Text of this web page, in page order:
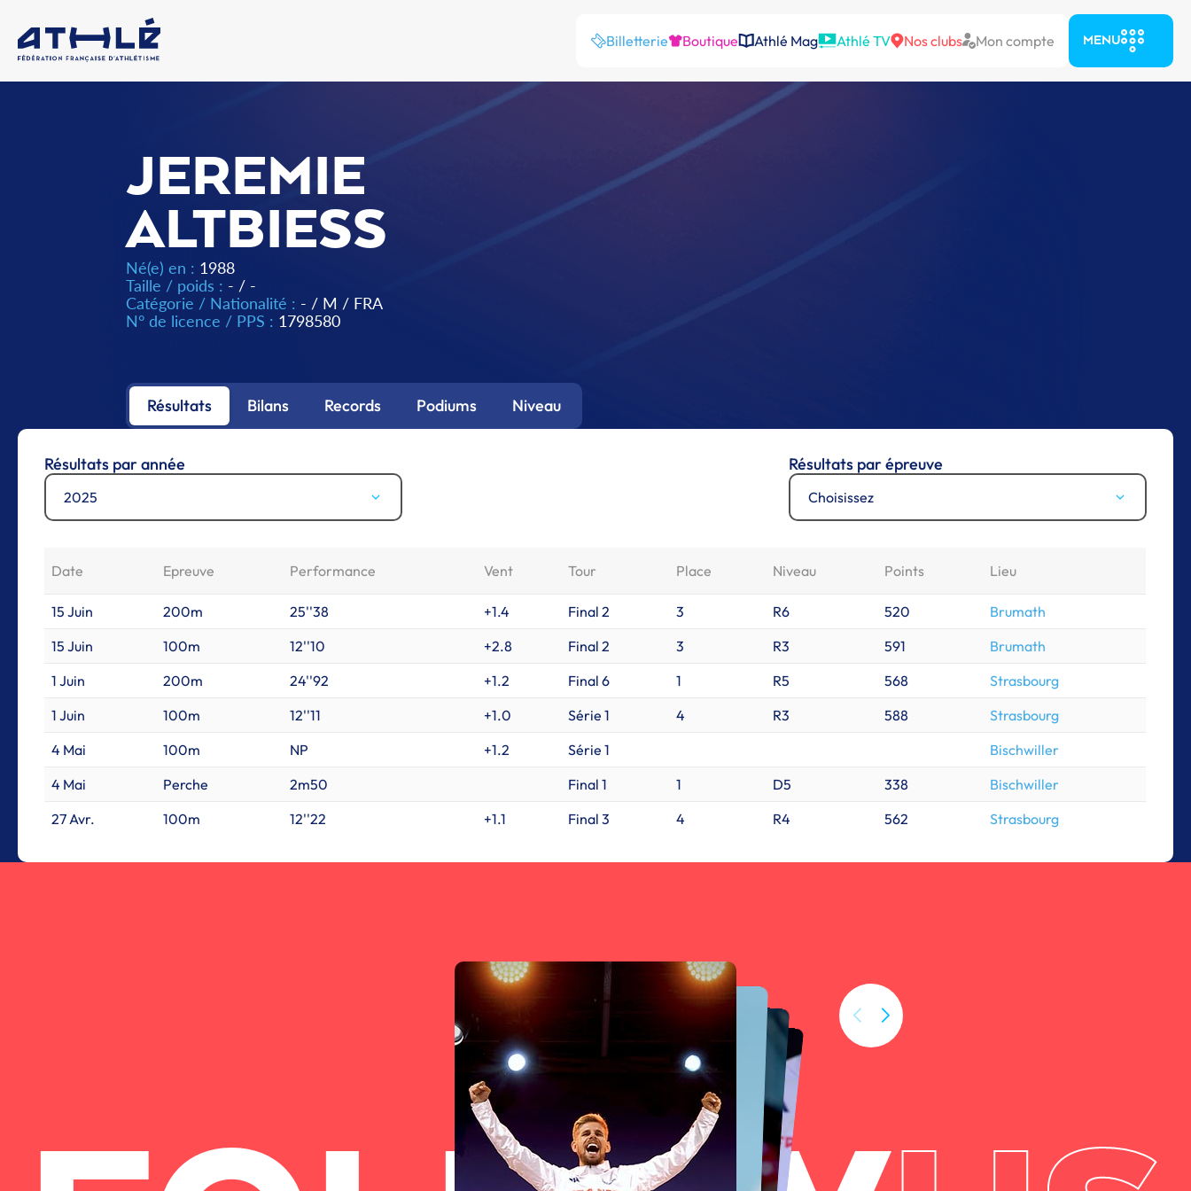
Billetterie Boutique Athlé Mag Athlé TV Nos clubs Mon compte MENU
JEREMIE
ALTBIESS
Né(e) en : 1988
Taille / poids : - / -
Catégorie / Nationalité : - / M / FRA
N° de licence / PPS : 1798580
Résultats Bilans Records Podiums Niveau
Résultats par année
2025
Résultats par épreuve
Choisissez
Date Epreuve Performance Vent Tour Place Niveau Points Lieu
15 Juin 200m 25''38 +1.4 Final 2 3 R6 520
Brumath
15 Juin
100m 12''10 +2.8 Final 2 3 R3 591
Brumath
1 Juin
200m 24''92 +1.2 Final 6 1 R5 568
Strasbourg
1 Juin
100m 12''11 +1.0 Série 1 4 R3 588
Strasbourg
4 Mai
100m NP +1.2 Série 1
Bischwiller
4 Mai
Perche 2m50 Final 1 1 D5 338
Bischwiller
27 Avr.
100m 12''22 +1.1 Final 3 4 R4 562 Strasbourg